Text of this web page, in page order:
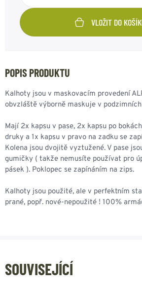
VLOŽIT DO
POPIS PRODUKTU
Kalhoty jsou v maskovacím provedení
obvzláště výborně maskuje v
Mají 2x kapsu v pase, 2x kapsu po
druky a 1x kapsu v pravo na zadku se
Kolena jsou dvojitě vyztužené. V pase
gumičky ( takže nemusíte používat pro
pásek ). Poklopec se zapínáním na zips.
Kalhoty jsou použité, ale v perfektním
prané, popř. nové-nepoužité ! 100%
SOUVISEJÍCÍ